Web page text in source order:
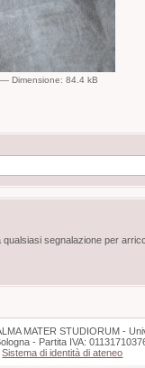
— Dimensione: 84.4 kB
segnalazione per
MATER STUDIORUM -
- Partita IVA:
Sistema di identità di ateneo